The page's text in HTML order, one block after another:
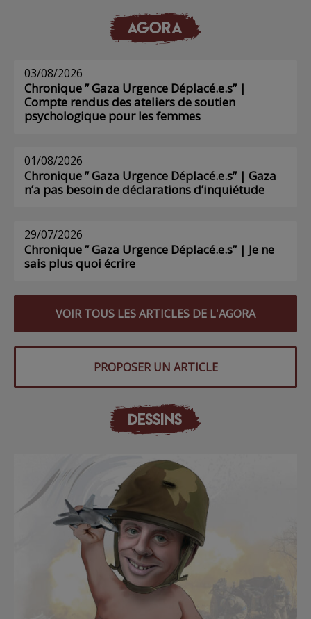
AGORA
03/08/2026
Chronique ” Gaza Urgence Déplacé.e.s” |
Compte rendus des ateliers de soutien
psychologique pour les femmes
01/08/2026
Chronique ” Gaza Urgence Déplacé.e.s” | Gaza
n’a pas besoin de déclarations d’inquiétude
29/07/2026
Chronique ” Gaza Urgence Déplacé.e.s” | Je ne
sais plus quoi écrire
VOIR TOUS LES ARTICLES DE L'AGORA
PROPOSER UN ARTICLE
DESSINS